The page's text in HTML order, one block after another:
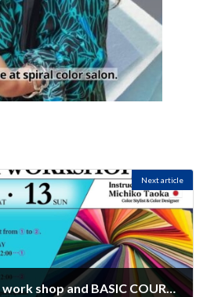
Next article
１day color work shop and BASIC COURSE in Manila